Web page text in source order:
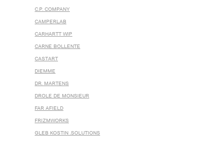
C.P. COMPANY
CAMPERLAB
CARHARTT WIP
CARNE BOLLENTE
CASTART
DIEMME
DR. MARTENS
DROLE DE MONSIEUR
FAR AFIELD
FRIZMWORKS
GLEB KOSTIN .SOLUTIONS